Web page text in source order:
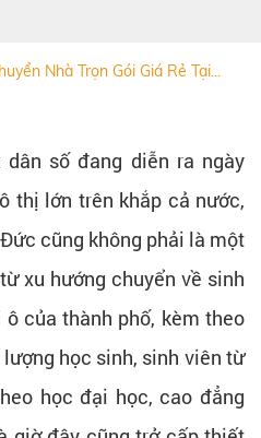
Nhà Trọn Gói Giá Rẻ Tại...
số đang diễn ra ngày
thị lớn trên khắp cả nước,
cũng không phải là một
xu hướng chuyển về sinh
của thành phố, kèm theo
học sinh, sinh viên từ
học đại học, cao đẳng